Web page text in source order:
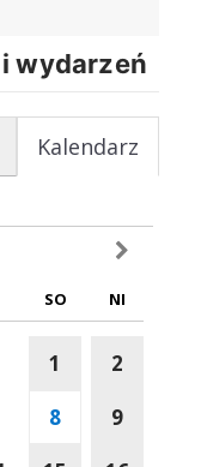
wydarzeń
Kalendarz
rok
następny
SO NI
1
2
8
9